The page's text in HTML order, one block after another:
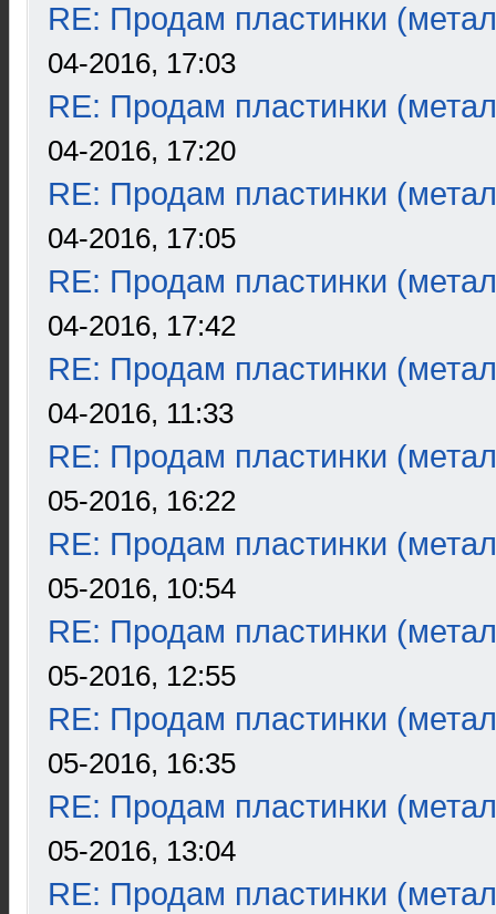
RE: Продам пластинки
04-2016, 17:03
RE: Продам пластинки
04-2016, 17:20
RE: Продам пластинки
04-2016, 17:05
RE: Продам пластинки
04-2016, 17:42
RE: Продам пластинки
04-2016, 11:33
RE: Продам пластинки
05-2016, 16:22
RE: Продам пластинки
05-2016, 10:54
RE: Продам пластинки
05-2016, 12:55
RE: Продам пластинки
05-2016, 16:35
RE: Продам пластинки
05-2016, 13:04
RE: Продам пластинки